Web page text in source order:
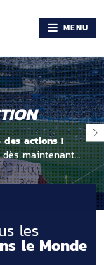
MENU
actions !
dès maintenant...
les
le Monde